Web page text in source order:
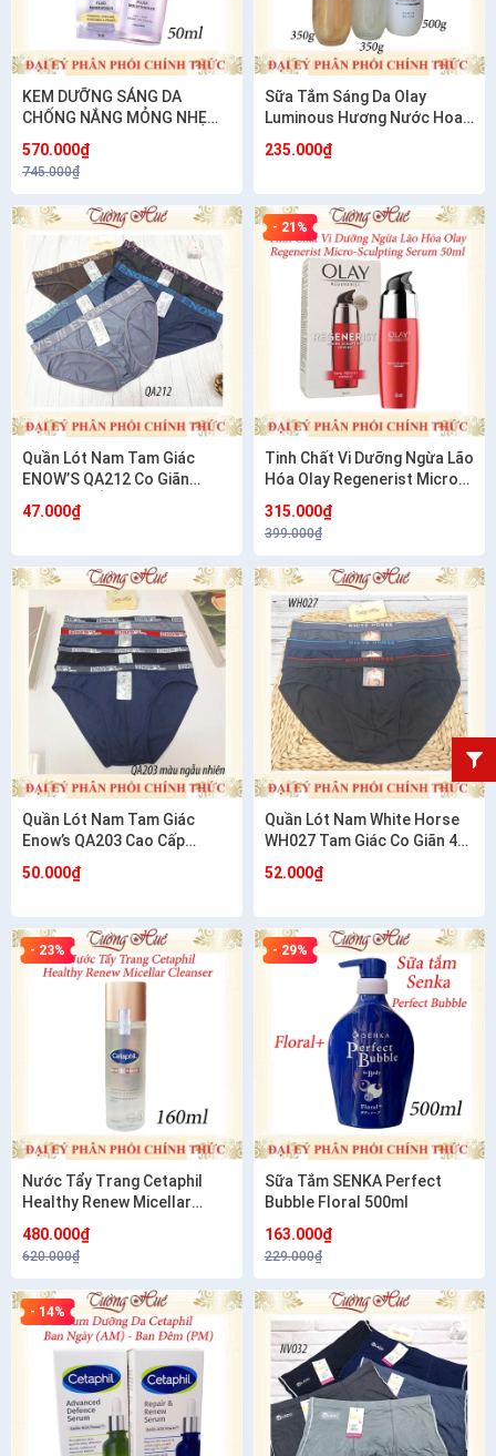
KEM DƯỠNG SÁNG DA
CHỐNG NẮNG MỎNG NHẸ
570.000₫
745.000₫
Sữa Tắm Sáng Da Olay
Luminous Hương Nước Hoa
235.000₫
Quần Lót Nam Tam Giác
ENOW’S QA212 Co Giãn
47.000₫
- 21%
Tinh Chất Vi Dưỡng Ngừa Lão
Hóa Olay Regenerist Micro-
315.000₫
399.000₫
Quần Lót Nam Tam Giác
Enow’s QA203 Cao Cấp
50.000₫
Quần Lót Nam White Horse
WH027 Tam Giác Co Giãn 4
52.000₫
- 23%
Nước Tẩy Trang Cetaphil
Healthy Renew Micellar
Cho Da Nhạy Cảm 160ml
480.000₫
620.000₫
- 29%
Sữa Tắm SENKA Perfect
Bubble Floral 500ml
163.000₫
229.000₫
- 14%